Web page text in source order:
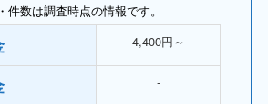
件数は調査時点の情報です。
4,400円～
‐